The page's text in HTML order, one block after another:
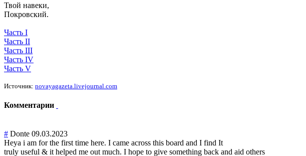
Твой навеки,
Покровский.
Часть I
Часть II
Часть III
Часть IV
Часть V
Источник: novayagazeta.livejournal.com
Комментарии
# Donte 09.03.2023
Heya i am for the first time here. I came across this board and I find It
truly useful & it helped me out much. I hope to give something back and aid others